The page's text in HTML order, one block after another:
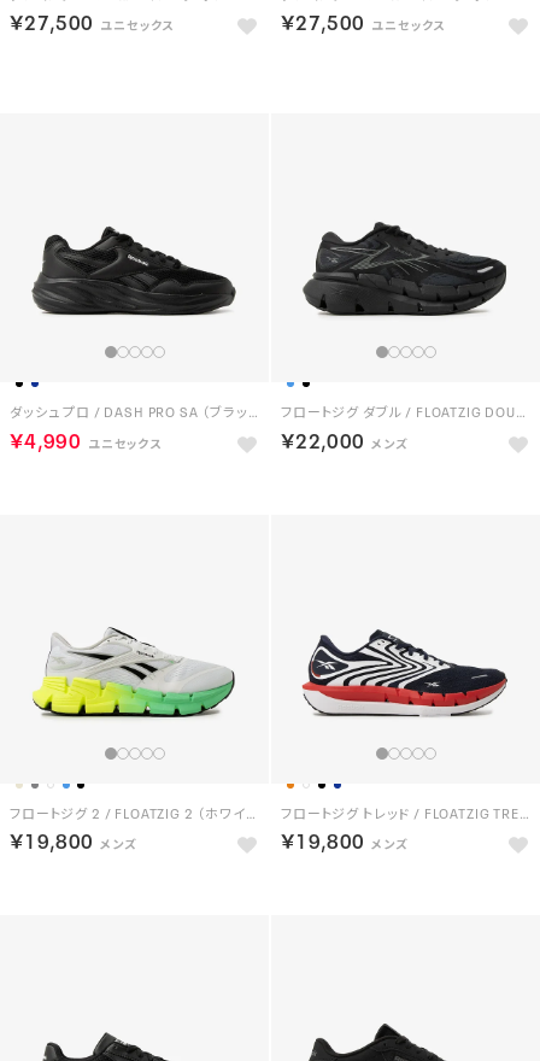
￥27,500 ￥27,500
ダッシュ プロ / DASH PRO SA （ブラック）
￥4,990
フロートジグ ダブル / FLOATZIG DOUBLE （ブラック/ブラック）
￥22,000
フロートジグ 2 / FLOATZIG 2 （ホワイト/ライム）
￥19,800
フロートジグ トレッド / FLOATZIG TREAD （ネイビー）
￥19,800